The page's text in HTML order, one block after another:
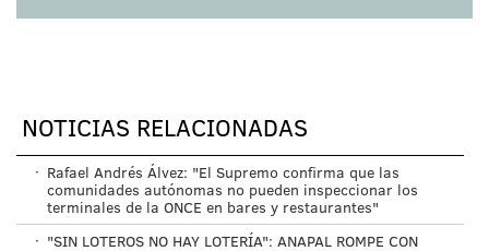
NOTICIAS RELACIONADAS
· Rafael Andrés Álvez: "El Supremo confirma que las
comunidades autónomas no pueden inspeccionar los
terminales de la ONCE en bares y restaurantes"
· "SIN LOTEROS NO HAY LOTERÍA": ANAPAL ROMPE CON